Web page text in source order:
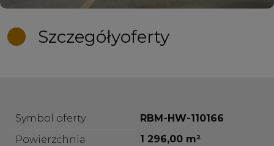
Szczegółyoferty
Symbol oferty
RBM-HW-110166
Powierzchnia
1 296,00 m²